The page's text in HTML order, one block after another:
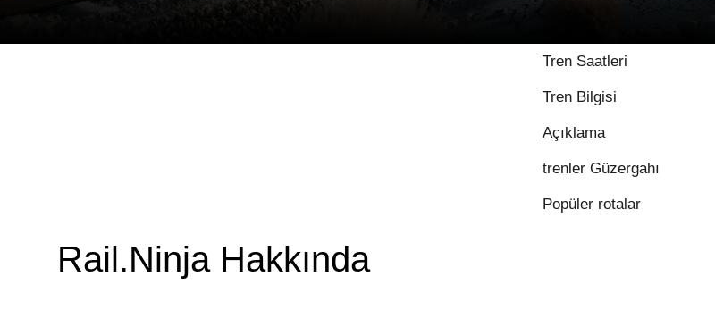
Tren Saatleri
Tren Bilgisi
Açıklama
trenler Güzergahı
Popüler rotalar
Rail.Ninja Hakkında